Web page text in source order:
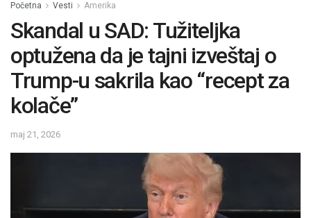
Početna Vesti Amerika
Skandal u SAD: Tužiteljka
optužena da je tajni izveštaj o
Trump-u sakrila kao “recept za
kolače”
maj 21, 2026